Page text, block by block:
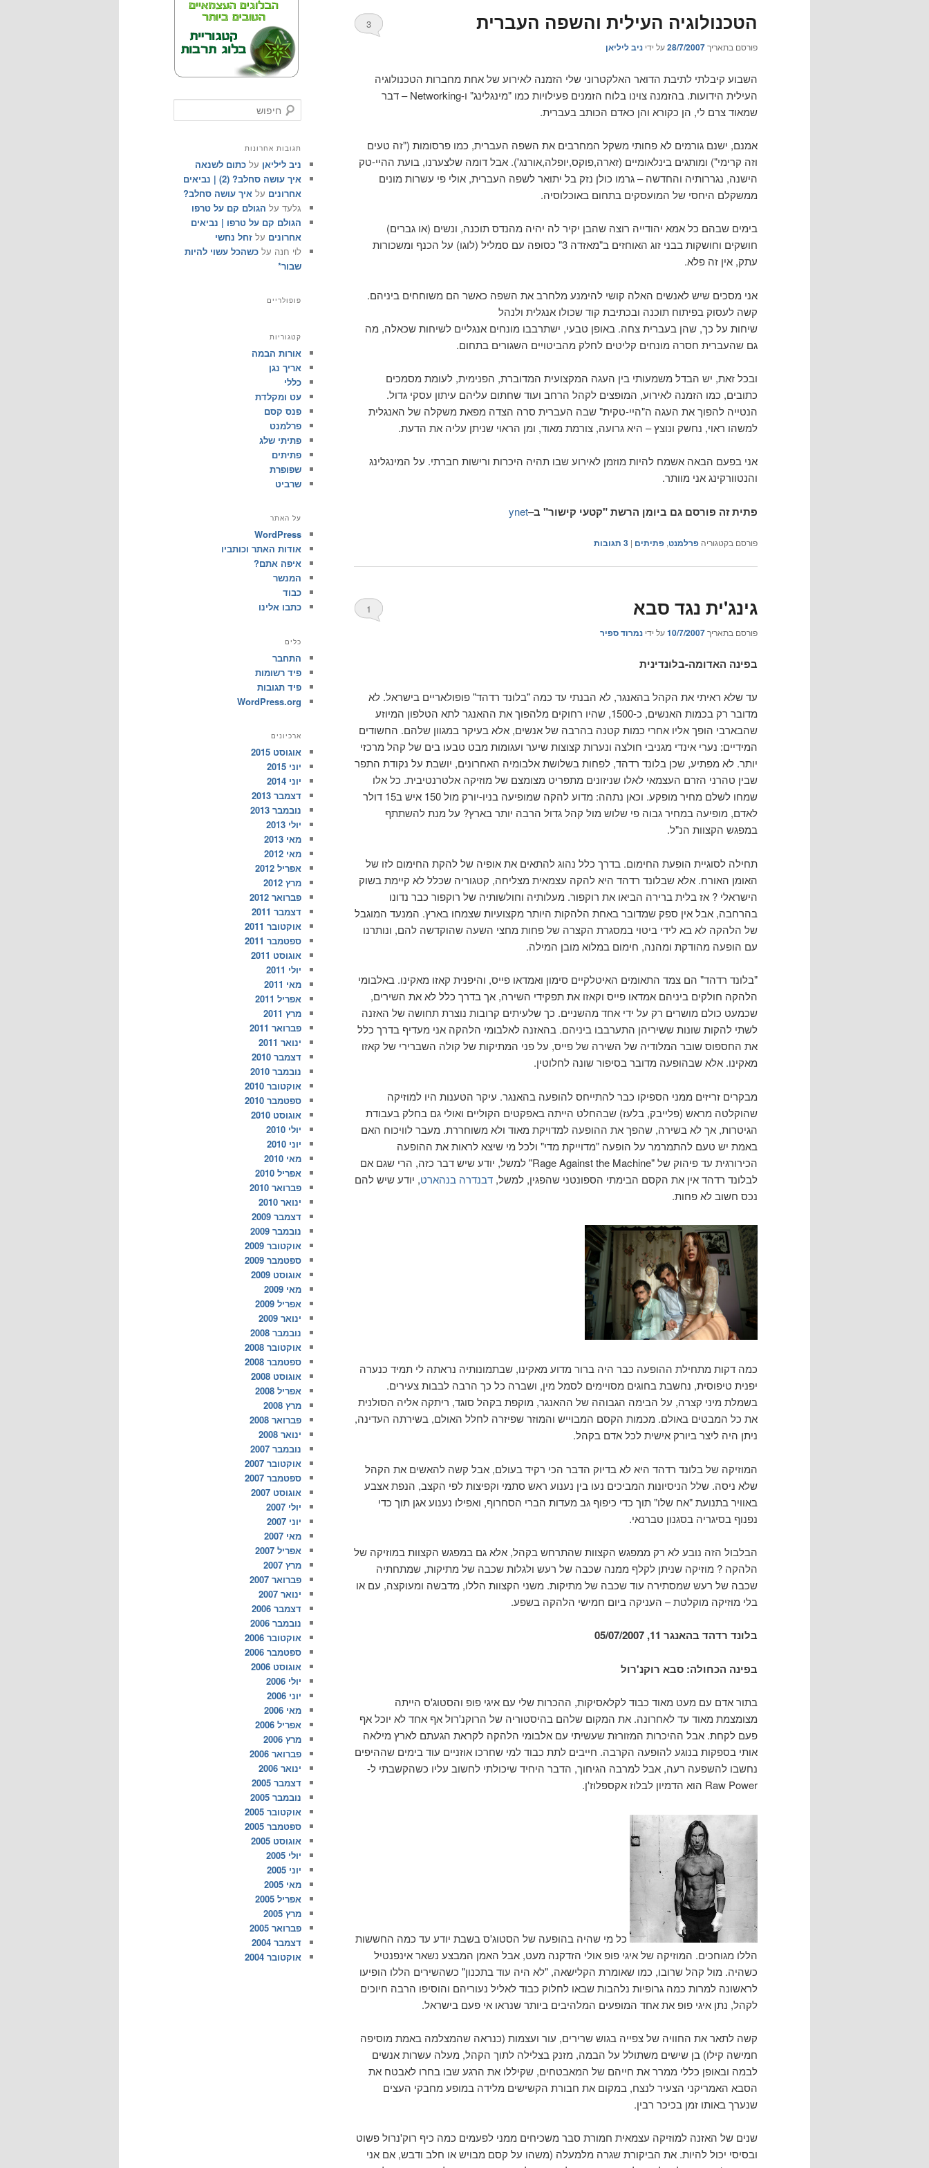
הטכנולוגיה העילית והשפה העברית
פורסם בתאריך28/7/2007על ידי ניב ליליאן
3
השבוע קיבלתי לתיבת הדואר האלקטרוני שלי הזמנה לאירוע של אחת מחברות הטכנולוגיה
העילית הידועות. בהזמנה צוינו בלוח הזמנים פעילויות כמו "מינגלינג" ו-Networking – דבר
שמאוד צרם לי, הן כקורא והן כאדם הכותב בעברית.
אמנם, ישנם גורמים לא פחותי משקל המחרבים את השפה העברית, כמו פרסומות ("זה טעים
וזה קרימי") ומותגים בינלאומיים (זארה,פוקס,יופלה,אורנג'). אבל דומה שלצערנו, בועת ההיי-טק
הישנה, נגררותיה והחדשה – גרמו כולן נזק בל יתואר לשפה העברית, אולי פי עשרות מונים
ממשקלם היחסי של המועסקים בתחום באוכלוסיה.
בימים שבהם כל אמא יהודייה רוצה שהבן יקיר לה יהיה מהנדס תוכנה, ונשים (או גברים)
חושקים וחושקות בבני זוג האוחזים ב"מאזדה 3" כסופה עם סמליל (לוגו) על הכנף ומשכורות
עתק, אין זה פלא.
אני מסכים שיש לאנשים האלה קושי להימנע מלחרב את השפה כאשר הם משוחחים ביניהם.
קשה לעסוק בפיתוח תוכנה ובכתיבת קוד שכולו אנגלית ולנהל
שיחות על כך, שהן בעברית צחה. באופן טבעי, ישתרבבו מונחים אנגליים לשיחות שכאלה, מה
גם שהעברית חסרה מונחים קליטים לחלק מהביטויים השגורים בתחום.
ובכל זאת, יש הבדל משמעותי בין העגה המקצועית המדוברת, הפנימית, לעומת מסמכים
כתובים, כמו הזמנה לאירוע, המופצים לקהל הרחב ועוד שחתום עליהם עיתון עסקי גדול.
הנטייה להפוך את העגה ה"היי-טקית" שבה העברית סרה הצדה מפאת משקלה של האנגלית
למשהו ראוי, נחשק ונוצץ – היא גרועה, צורמת מאוד, ומן הראוי שניתן עליה את הדעת.
אני בפעם הבאה אשמח להיות מוזמן לאירוע שבו תהיה היכרות ורישות חברתי. על המינגלינג
והנטוורקינג אני מוותר.
פתית זה פורסם גם ביומן הרשת "קטעי קישור" ב–
ynet
פורסם בקטגוריה פרלמנט, פתיתים |
3 תגובות
גינג'ית נגד סבא
פורסם בתאריך10/7/2007על ידי נמרוד ספיר
1
בפינה האדומה-בלונדינית
עד שלא ראיתי את הקהל בהאנגר, לא הבנתי עד כמה "בלונד רדהד" פופולאריים בישראל. לא
מדובר רק בכמות האנשים, כ-1500, שהיו רחוקים מלהפוך את ההאנגר לתא הטלפון המיוזע
שהבארבי הופך אליו אחרי כמות קטנה בהרבה של אנשים, אלא בעיקר במגוון שלהם. החשודים
המידיים: נערי אינדי מגניבי חולצה ונערות קצוצות שיער ועגומות מבט טבעו בים של קהל מרכזי
יותר. לא מפתיע, שכן בלונד רדהד, לפחות בשלושת אלבומיה האחרונים, יושבת על נקודת התפר
שבין טהרני הזרם העצמאי לאלו שניזונים מתפריט מצומצם של מוזיקה אלטרנטיבית. כל אלו
שמחו לשלם מחיר מופקע. וכאן נתהה: מדוע להקה שמופיעה בניו-יורק מול 150 איש ב15 דולר
לאדם, מופיעה במחיר גבוה פי שלוש מול קהל גדול הרבה יותר בארץ? על מנת להשתתף
במפגש הקצוות הנ"ל.
תחילה לסוגיית הופעת החימום. בדרך כלל נהוג להתאים את אופיה של להקת החימום לזו של
האומן האורח. אלא שבלונד רדהד היא להקה עצמאית מצליחה, קטגוריה שכלל לא קיימת בשוק
הישראלי ? אז בלית ברירה הביאו את רוקפור. מעלותיה וחולשותיה של רוקפור כבר נדונו
בהרחבה, אבל אין ספק שמדובר באחת הלהקות היותר מקצועיות שצמחו בארץ. המנעד המוגבל
של הלהקה לא בא לידי ביטוי במסגרת הקצרה של פחות מחצי השעה שהוקדשה להם, ונותרנו
עם הופעה מהודקת ומהנה, חימום במלוא מובן המילה.
"בלונד רדהד" הם צמד התאומים האיטלקיים סימון ואמדאו פייס, והיפנית קאזו מאקינו. באלבומי
הלהקה חולקים ביניהם אמדאו פייס וקאזו את תפקידי השירה, אך בדרך כלל לא את השירים,
שכמעט כולם מושרים רק על ידי אחד מהשניים. כך שלעיתים קרובות נוצרת תחושה של האזנה
לשתי להקות שונות ששיריהן התערבבו ביניהם. בהאזנה לאלבומי הלהקה אני מעדיף בדרך כלל
את החספוס שובר המלודיה של השירה של פייס, על פני המתיקות של קולה השברירי של קאזו
מאקינו. אלא שבהופעה מדובר בסיפור שונה לחלוטין.
מבקרים זריזים ממני הספיקו כבר להתייחס להופעה בהאנגר. עיקר הטענות היו למוזיקה
שהוקלטה מראש (פלייבק, בלעז) שבהחלט הייתה באפקטים הקוליים ואולי גם בחלק בעבודת
הגיטרות, אך לא בשירה, שהפך את ההופעה למדויקת מאוד ולא משוחררת. מעבר לוויכוח האם
באמת יש טעם להתמרמר על הופעה "מדוייקת מדי" ולכל מי שיצא לראות את ההופעה
הכירורגית עד פיהוק של "Rage Against the Machine" למשל, יודע שיש דבר כזה, הרי שגם אם
לבלונד רדהד אין את הקסם הבימתי הספונטני שהפגין, למשל, דבנדרה בנהארט, יודע שיש להם
נכס חשוב לא פחות.
כמה דקות מתחילת ההופעה כבר היה ברור מדוע מאקינו, שבתמונותיה נראתה לי תמיד כנערה
יפנית טיפוסית, נחשבת בחוגים מסויימים לסמל מין, ושברה כל כך הרבה לבבות צעירים.
בשמלת מיני קצרה, על הבימה הגבוהה של ההאנגר, מוקפת בקהל סוגד, ריתקה אליה הסולנית
את כל המבטים באולם. מכמות הקסם המבוייש והמוזר שפיזרה לחלל האולם, בשירתה העדינה,
ניתן היה ליצר ביורק אישית לכל אדם בקהל.
המוזיקה של בלונד רדהד היא לא בדיוק הדבר הכי רקיד בעולם, אבל קשה להאשים את הקהל
שלא ניסה. שלל הניסיונות המביכים נעו בין נענוע ראש סתמי וקפיצות לפי הקצב, הנפת אצבע
באוויר בתנועת "אח שלו" תוך כדי כיפוף גב מעדות הברי הסחרוף, ואפילו נענוע אגן תוך כדי
נפנוף בסיגריה בסגנון טברנאי.
הבלבול הזה נובע לא רק ממפגש הקצוות שהתרחש בקהל, אלא גם במפגש הקצוות במוזיקה של
הלהקה ? מוזיקה שניתן לקלף ממנה שכבה של רעש ולגלות שכבה של מתיקות, שמתחתיה
שכבה של רעש שמסתירה עוד שכבה של מתיקות. משני הקצוות הללו, מדבשה ומעוקצה, עם או
בלי מוזיקה מוקלטת – העניקה ביום חמישי הלהקה בשפע.
בלונד רדהד בהאנגר 11, 05/07/2007
בפינה הכחולה: סבא רוקנ'רול
בתור אדם עם מעט מאוד כבוד לקלאסיקות, ההכרות שלי עם איגי פופ והסטוג'ס הייתה
מצומצמת מאוד עד לאחרונה. את המקום שלהם בהיסטוריה של הרוקנ'רול אף אחד לא יוכל אף
פעם לקחת. אבל ההיכרות המזורזת שעשיתי עם אלבומי הלהקה לקראת הגעתם לארץ מילאה
אותי בספקות בנוגע להופעה הקרבה. חייבים לתת כבוד למי שחרכו אוזניים עוד בימים שההיפים
נחשבו להשפעה רעה, אבל למרבה הגיחוך, הדבר היחיד שיכולתי לחשוב עליו כשהקשבתי ל-
Raw Power הוא הדמיון לבלוז אקספלוז'ן.
כל מי שהיה בהופעה של הסטוג'ס בשבת יודע עד כמה החששות
הללו מגוחכים. המוזיקה של איגי פופ אולי הזדקנה מעט, אבל האמן המבצע נשאר אינפנטיל
כשהיה. מול קהל שרובו, כמו שאומרת הקלישאה, "לא היה עוד בתכנון" כשהשירים הללו הופיעו
לראשונה למרות כמה גרופיות נלהבות שבאו לחלוק כבוד לאליל נעוריהם והוסיפו הרבה חיוכים
לקהל, נתן איגי פופ את אחד המופעים המלהיבים ביותר שנראו אי פעם בישראל.
קשה לתאר את החוויה של צפייה בגוש שרירים, עור ועצמות (כנראה שהמצלמה באמת מוסיפה
חמישה קילו) בן שישים משתולל על הבמה, מזנק בצלילה לתוך הקהל, מעלה עשרות אנשים
לבמה ובאופן כללי ממרר את חייהם של המאבטחים, שקיללו את הרגע שבו בחרו לאבטח את
הסבא האמריקני הצעיר לנצח, במקום את חבורת הקשישים מלידה במופע מחבקי העצים
שנערך באותו זמן בכיכר רבין.
שנים של האזנה למוזיקה עצמאית חמורת סבר משכיחים ממני לפעמים כמה כיף רוק'נרול פשוט
ובסיסי יכול להיות. את הביקורת שגרה מלמעלה (משהו על קסם מבויש או חלב ודבש, אם אני
י
ותגובות אחרונות
ניב ליליאן על כתום לשנאה
איך עושה סחלב? (2) | נביאים
אחרונים על איך עושה סחלב?
גלעד על הגולם קם על טרפו
הגולם קם על טרפו | נביאים
אחרונים על זחל נחשי
לוי חנה על כשהכל עשוי להיות
שבור*
פופולריים
קטגוריות
אורות הבמה
אריך נגן
כללי
עט ומקלדת
פנס קסם
פרלמנט
פתיתי שלג
פתיתים
שפופרת
שרביט
על האתר
WordPress
אודות האתר וכותביו
איפה אתם?
המנשר
כבוד
כתבו אלינו
כלים
התחבר
פיד רשומות
פיד תגובות
WordPress.org
ארכיונים
אוגוסט 2015
יוני 2015
יוני 2014
דצמבר 2013
נובמבר 2013
יולי 2013
מאי 2013
מאי 2012
אפריל 2012
מרץ 2012
פברואר 2012
דצמבר 2011
אוקטובר 2011
ספטמבר 2011
אוגוסט 2011
יולי 2011
מאי 2011
אפריל 2011
מרץ 2011
פברואר 2011
ינואר 2011
דצמבר 2010
נובמבר 2010
אוקטובר 2010
ספטמבר 2010
אוגוסט 2010
יולי 2010
יוני 2010
מאי 2010
אפריל 2010
פברואר 2010
ינואר 2010
דצמבר 2009
נובמבר 2009
אוקטובר 2009
ספטמבר 2009
אוגוסט 2009
מאי 2009
אפריל 2009
ינואר 2009
נובמבר 2008
אוקטובר 2008
ספטמבר 2008
אוגוסט 2008
אפריל 2008
מרץ 2008
פברואר 2008
ינואר 2008
נובמבר 2007
אוקטובר 2007
ספטמבר 2007
אוגוסט 2007
יולי 2007
יוני 2007
מאי 2007
אפריל 2007
מרץ 2007
פברואר 2007
ינואר 2007
דצמבר 2006
נובמבר 2006
אוקטובר 2006
ספטמבר 2006
אוגוסט 2006
יולי 2006
יוני 2006
מאי 2006
אפריל 2006
מרץ 2006
פברואר 2006
ינואר 2006
דצמבר 2005
נובמבר 2005
אוקטובר 2005
ספטמבר 2005
אוגוסט 2005
יולי 2005
יוני 2005
מאי 2005
אפריל 2005
מרץ 2005
פברואר 2005
דצמבר 2004
אוקטובר 2004